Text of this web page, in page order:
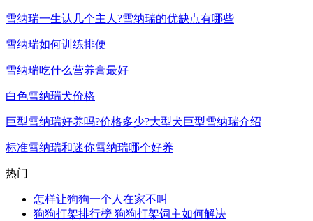
雪纳瑞一生认几个主人?雪纳瑞的优缺点有哪些
雪纳瑞如何训练排便
雪纳瑞吃什么营养膏最好
白色雪纳瑞犬价格
巨型雪纳瑞好养吗?价格多少?大型犬巨型雪纳瑞介绍
标准雪纳瑞和迷你雪纳瑞哪个好养
热门
怎样让狗狗一个人在家不叫
狗狗打架排行榜 狗狗打架饲主如何解决